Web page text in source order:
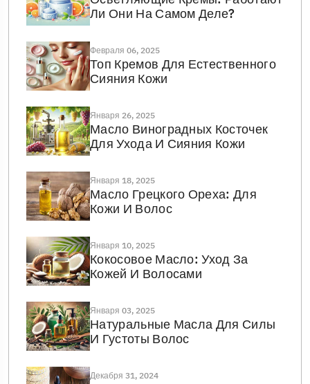
Ли Они На Самом Деле?
Февраля 06, 2025
Топ Кремов Для Естественного
Сияния Кожи
Января 26, 2025
Масло Виноградных Косточек
Для Ухода И Сияния Кожи
Января 18, 2025
Масло Грецкого Ореха: Для
Кожи И Волос
Января 10, 2025
Кокосовое Масло: Уход За
Кожей И Волосами
Января 03, 2025
Натуральные Масла Для Силы
И Густоты Волос
Декабря 31, 2024